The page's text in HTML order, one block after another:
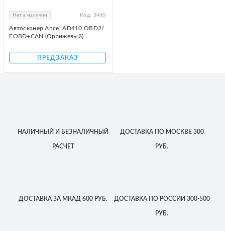
Нет в наличии Код: 3460
Автосканер Ancel AD410 OBD2/
EOBD+CAN (Оранжевый)
ПРЕДЗАКАЗ
НАЛИЧНЫЙ И БЕЗНАЛИЧНЫЙ
РАСЧЕТ
ДОСТАВКАПО МОСКВЕ 300
РУБ.
ДОСТАВКА ЗА МКАД 600 РУБ. ДОСТАВКАПО РОССИИ 300-500
РУБ.